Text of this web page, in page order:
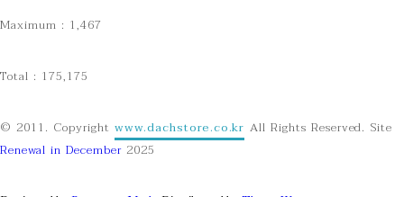
Maximum : 1,467
Total : 175,175
© 2011. Copyright www.dachstore.co.kr All Rights Reserved. Site
Renewal in December2025